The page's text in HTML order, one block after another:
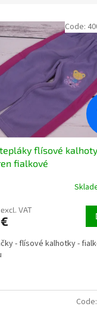
flísové
fialkové
VAT
- flísové kalhotky -
Code:
Code: